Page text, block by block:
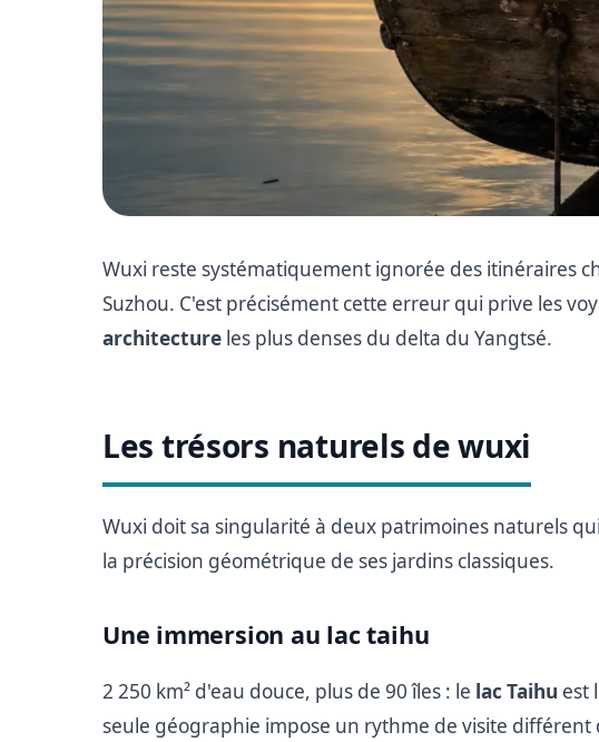
Wuxi reste systématiquement ignorée des itinéraires
Suzhou. C'est précisément cette erreur qui prive les
architecture les plus denses du delta du Yangtsé.
Les trésors naturels de wuxi
Wuxi doit sa singularité à deux patrimoines naturels
la précision géométrique de ses jardins classiques.
Une immersion au lac taihu
2 250 km² d'eau douce, plus de 90 îles : le lac Taihu est
seule géographie impose un rythme de visite différent